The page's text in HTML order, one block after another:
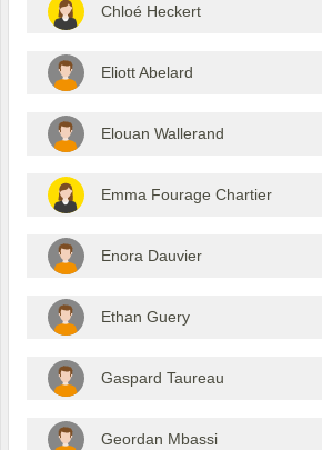
Chloé Heckert
Eliott Abelard
Elouan Wallerand
Emma Fourage Chartier
Enora Dauvier
Ethan Guery
Gaspard Taureau
Geordan Mbassi